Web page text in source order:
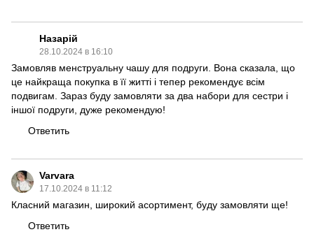
Назарій
28.10.2024 в 16:10
Замовляв менструальну чашу для подруги. Вона сказала, що
це найкраща покупка в її житті і тепер рекомендує всім
подвигам. Зараз буду замовляти за два набори для сестри і
іншої подруги, дуже рекомендую!
Ответить
Varvara
17.10.2024 в 11:12
Класний магазин, широкий асортимент, буду замовляти ще!
Ответить